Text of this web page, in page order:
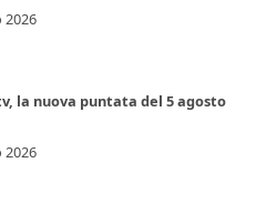
2026
la nuova puntata del 5 agosto
2026